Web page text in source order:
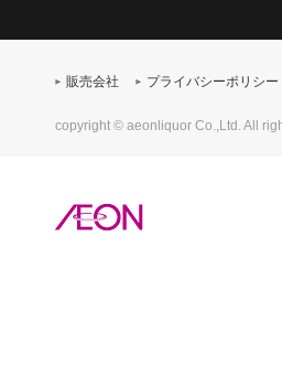
販売会社 プライバシーポリシー
copyright © aeonliquor Co.,Ltd. All